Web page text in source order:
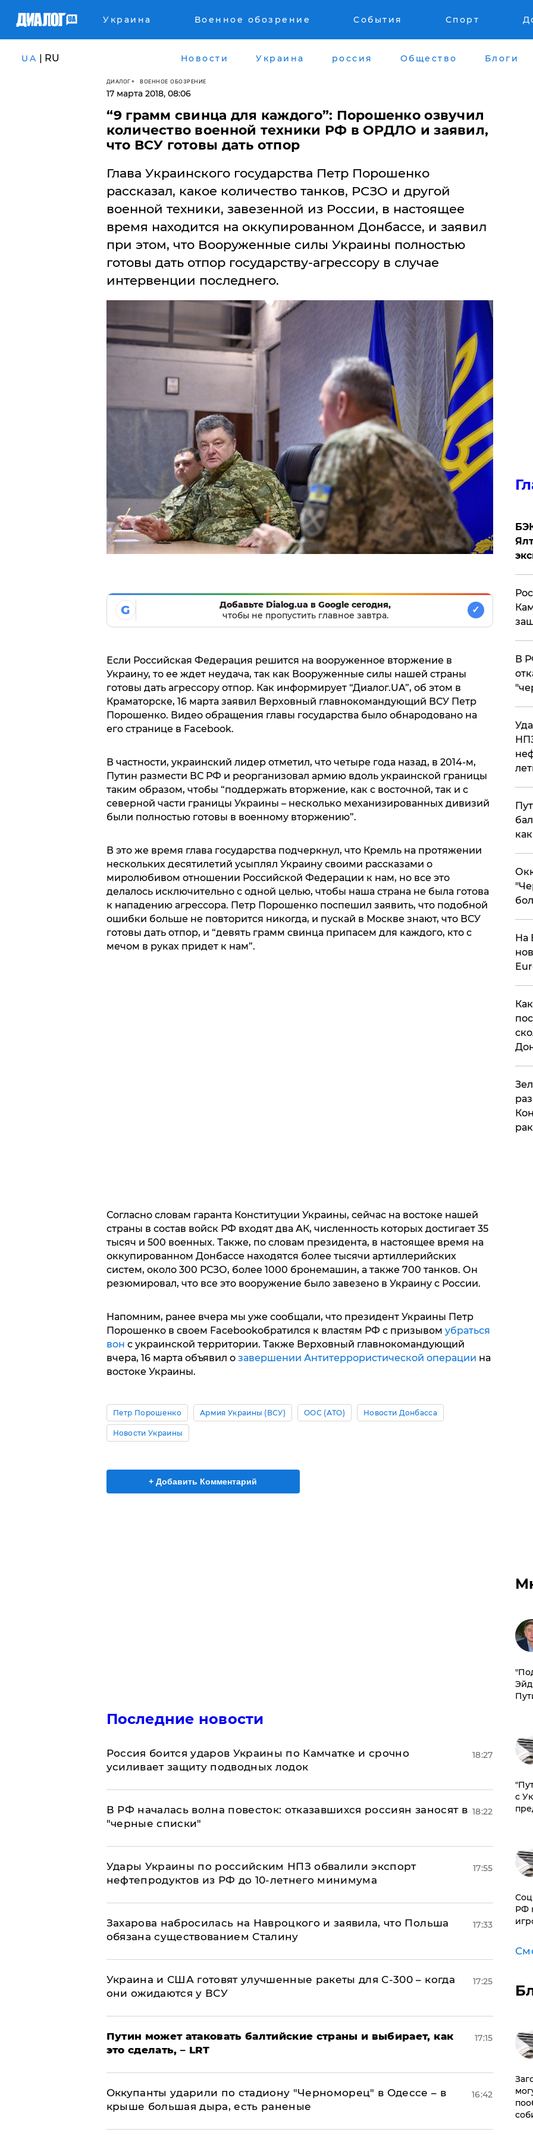
Украина Военное обозрение События Спорт
UA | RU Новости Украина россия Общество Блоги
ДИАЛОГ ВОЕННОЕ ОБОЗРЕНИЕ
17 марта 2018, 08:06
​“9 грамм свинца для каждого”: Порошенко озвучил
количество военной техники РФ в ОРДЛО и заявил,
что ВСУ готовы дать отпор
Глава Украинского государства Петр Порошенко
рассказал, какое количество танков, РСЗО и другой
военной техники, завезенной из России, в настоящее
время находится на оккупированном Донбассе, и заявил
при этом, что Вооруженные силы Украины полностью
готовы дать отпор государству-агрессору в случае
интервенции последнего.
G
Добавьте Dialog.ua в Google сегодня,
чтобы не пропустить главное завтра.
✓
Если Российская Федерация решится на вооруженное вторжение в
Украину, то ее ждет неудача, так как Вооруженные силы нашей страны
готовы дать агрессору отпор. Как информирует “Диалог.UA”, об этом в
Краматорске, 16 марта заявил Верховный главнокомандующий ВСУ Петр
Порошенко. Видео обращения главы государства было обнародовано на
его странице в Facebook.
В частности, украинский лидер отметил, что четыре года назад, в 2014-м,
Путин размести ВС РФ и реорганизовал армию вдоль украинской границы
таким образом, чтобы “поддержать вторжение, как с восточной, так и с
северной части границы Украины – несколько механизированных дивизий
были полностью готовы в военному вторжению”.
В это же время глава государства подчеркнул, что Кремль на протяжении
нескольких десятилетий усыплял Украину своими рассказами о
миролюбивом отношении Российской Федерации к нам, но все это
делалось исключительно с одной целью, чтобы наша страна не была готова
к нападению агрессора. Петр Порошенко поспешил заявить, что подобной
ошибки больше не повторится никогда, и пускай в Москве знают, что ВСУ
готовы дать отпор, и “девять грамм свинца припасем для каждого, кто с
мечом в руках придет к нам”.
Согласно словам гаранта Конституции Украины, сейчас на востоке нашей
страны в состав войск РФ входят два АК, численность которых достигает 35
тысяч и 500 военных. Также, по словам президента, в настоящее время на
оккупированном Донбассе находятся более тысячи артиллерийских
систем, около 300 РСЗО, более 1000 бронемашин, а также 700 танков. Он
резюмировал, что все это вооружение было завезено в Украину с России.
Напомним, ранее вчера мы уже сообщали, что президент Украины Петр
Порошенко в своем Facebookобратился к властям РФ с призывом убраться
вон с украинской территории. Также Верховный главнокомандующий
вчера, 16 марта объявил о завершении Антитеррористической операции на
востоке Украины.
Петр Порошенко Армия Украины (ВСУ) ООС (АТО) Новости Донбасса
Новости Украины
+ Добавить Комментарий
Последние новости
Россия боится ударов Украины по Камчатке и срочно
усиливает защиту подводных лодок
18:27
​В РФ началась волна повесток: отказавшихся россиян заносят в
"черные списки"
18:22
Удары Украины по российским НПЗ обвалили экспорт
нефтепродуктов из РФ до 10-летнего минимума
17:55
​Захарова набросилась на Навроцкого и заявила, что Польша
обязана существованием Сталину
17:33
Украина и США готовят улучшенные ракеты для С-300 – когда
они ожидаются у ВСУ
17:25
Путин может атаковать балтийские страны и выбирает, как
это сделать, – LRT
17:15
Оккупанты ударили по стадиону "Черноморец" в Одессе – в
крыше большая дыра, есть раненые
16:42
​В
На
с
РФ